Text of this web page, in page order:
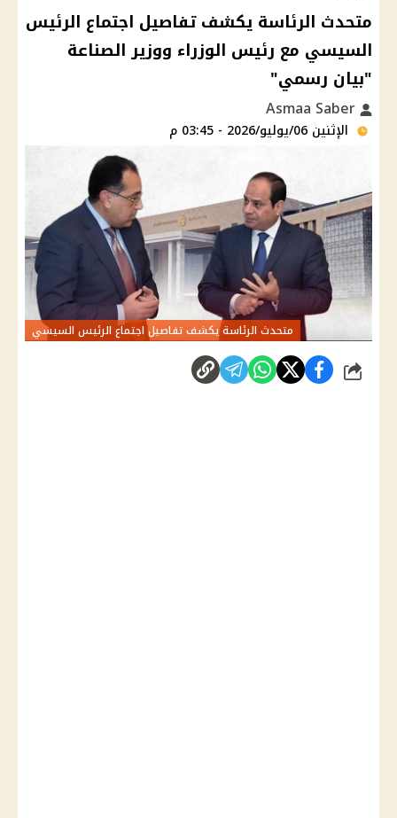
متحدث الرئاسة يكشف تفاصيل اجتماع الرئيس
السيسي مع رئيس الوزراء ووزير الصناعة
"بيان رسمي"
الإثنين 06/يوليو/2026 - 03:45 م
متحدث الرئاسة يكشف تفاصيل اجتماع الرئيس السيسي
شارك